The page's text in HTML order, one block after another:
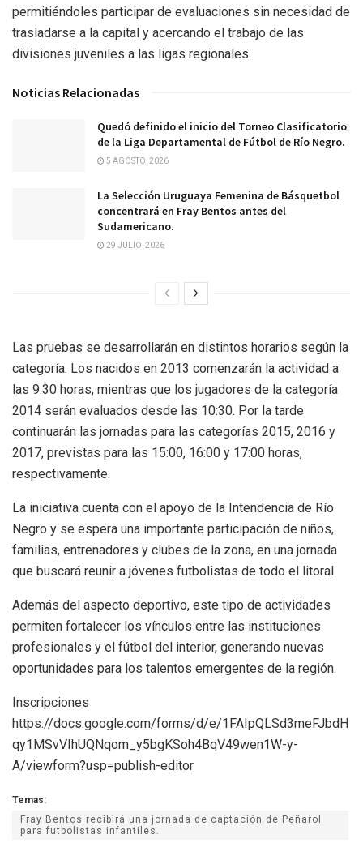
permitiéndoles participar de evaluaciones sin necesidad de
trasladarse a la capital y acercando el trabajo de las
divisiones juveniles a las ligas regionales.
Noticias Relacionadas
Quedó definido el inicio del Torneo Clasificatorio
de la Liga Departamental de Fútbol de Río Negro.
5 AGOSTO, 2026
La Selección Uruguaya Femenina de Básquetbol
concentrará en Fray Bentos antes del
Sudamericano.
29 JULIO, 2026
Las pruebas se desarrollarán en distintos horarios según la
categoría. Los nacidos en 2013 comenzarán la actividad a
las 9:30 horas, mientras que los jugadores de la categoría
2014 serán evaluados desde las 10:30. Por la tarde
continuarán las jornadas para las categorías 2015, 2016 y
2017, previstas para las 15:00, 16:00 y 17:00 horas,
respectivamente.
La iniciativa cuenta con el apoyo de la Intendencia de Río
Negro y se espera una importante participación de niños,
familias, entrenadores y clubes de la zona, en una jornada
que buscará reunir a jóvenes futbolistas de todo el litoral.
Además del aspecto deportivo, este tipo de actividades
permiten fortalecer los vínculos entre las instituciones
profesionales y el fútbol del interior, generando nuevas
oportunidades para los talentos emergentes de la región.
Inscripciones
https://docs.google.com/forms/d/e/1FAIpQLSd3meFJbdH
qy1MSvVIhUQNqom_y5bgKSoh4BqV49wen1W-y-
A/viewform?usp=publish-editor
Temas:
Fray Bentos recibirá una jornada de captación de Peñarol
para futbolistas infantiles.